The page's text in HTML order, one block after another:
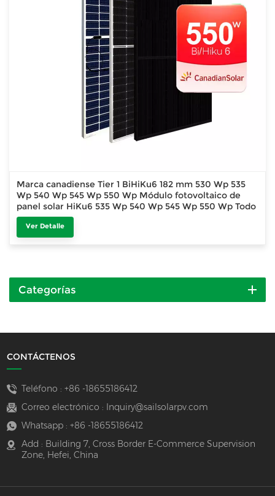
Marca canadiense Tier 1 BiHiKu6 182 mm 530 Wp 535
Wp 540 Wp 545 Wp 550 Wp Módulo fotovoltaico de
panel solar HiKu6 535 Wp 540 Wp 545 Wp 550 Wp Todo
negro 380 Wp 385 Wp 390 Wp 400 Wp
Ver Detalle
Categorías
CONTÁCTENOS
Teléfono : +86 -18655186412
Correo electrónico :
Inquiry@sailsolarpv.com
Whatsapp : +86 -18655186412
Add : Building 7, Cross Border E-Commerce Supervision
Zone, Hefei, China